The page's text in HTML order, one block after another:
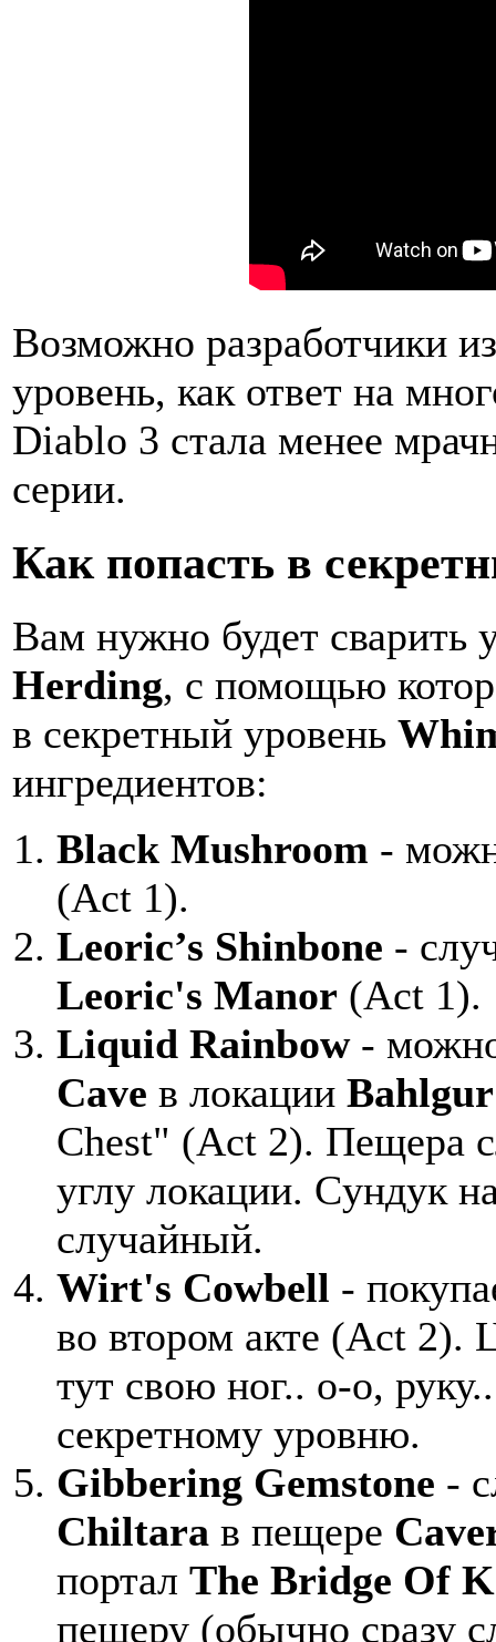
Возможно разработчики
уровень, как ответ на
Diablo 3 стала менее
серии.
Как попасть в
Вам нужно будет сварить
Herding, с помощью
в секретный уровень
ингредиентов:
Black Mushroom -
(Act 1).
Leoric’s Shinbone -
Leoric's Manor (Act 1).
Liquid Rainbow-
Cave в локации
Chest" (Act 2). Пещера
углу локации. Cундук
случайный.
Wirt's Cowbell -
во втором акте (Act 2).
тут свою ног.. о-о,
секретному уровню.
Gibbering Gemstone -
Chiltara в пещере
портал The Bridge Of
пещеру (обычно сразу